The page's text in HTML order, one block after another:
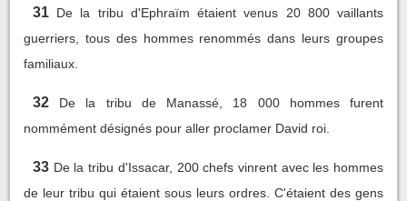
31 De la tribu d'Ephraïm étaient venus 20 800 vaillants
guerriers, tous des hommes renommés dans leurs groupes
familiaux.
32
De la tribu de Manassé, 18 000 hommes furent
nommément désignés pour aller proclamer David roi.
33 De la tribu d'Issacar, 200 chefs vinrent avec les hommes
de leur tribu qui étaient sous leurs ordres. C'étaient des gens